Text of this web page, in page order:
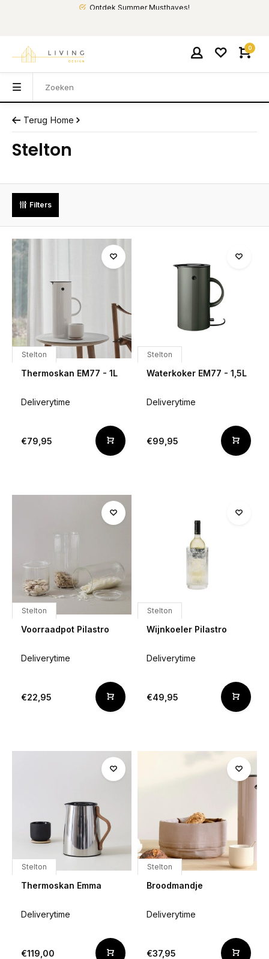
Ontdek Summer Musthaves!
0
Terug Home
Stelton
Filters
Stelton
Thermoskan EM77 - 1L
Deliverytime
€79,95
Stelton
Waterkoker EM77 - 1,5L
Deliverytime
€99,95
Stelton
Voorraadpot Pilastro
Deliverytime
€22,95
Stelton
Wijnkoeler Pilastro
Deliverytime
€49,95
Stelton
Thermoskan Emma
Deliverytime
€119,00
Stelton
Broodmandje
Deliverytime
€37,95